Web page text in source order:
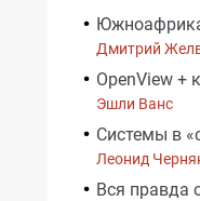
Дмитрий
OpenView +
Эшли Ванс
Системы в
Леонид
Вся правда